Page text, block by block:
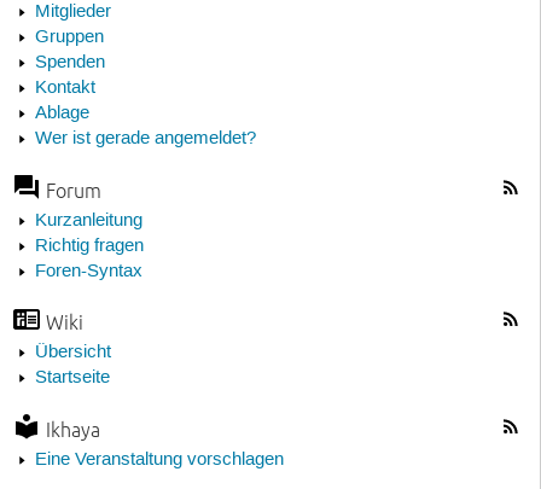
Mitglieder
Gruppen
Spenden
Kontakt
Ablage
Wer ist gerade angemeldet?
Forum
Kurzanleitung
Richtig fragen
Foren-Syntax
Wiki
Übersicht
Startseite
Ikhaya
Eine Veranstaltung vorschlagen